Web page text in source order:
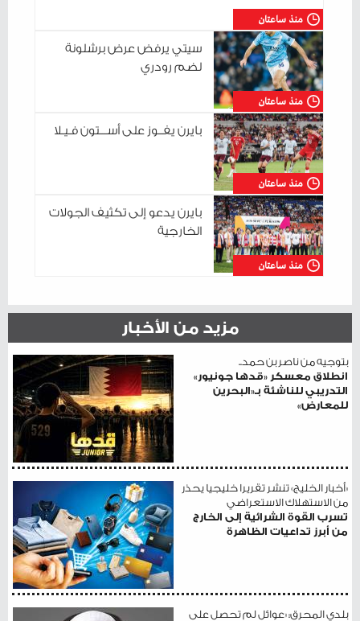
منذ ساعتان
منذ ساعتان
سيتي يرفض عرض برشلونة
لضم رودري
منذ ساعتان
بايرن يفــوز على أســـتون فـيـلا
منذ ساعتان
بايرن يدعو إلى تكثيف الجولات
الخارجية
مزيد من الأخبار
بتوجيه من ناصر بن حمد..
انطلاق معسكر «قدها جونيور»
التدريبي للناشئة بـ«البحرين
للمعارض»
«أخبار الخليج» تنشر تقريرا خليجيا يحذر
من الاستهلاك الاستعراضي
تسرب القوة الشرائية إلى الخارج
من أبرز تداعيات الظاهرة
بلدي المحرق: «عوائل لم تحصل على